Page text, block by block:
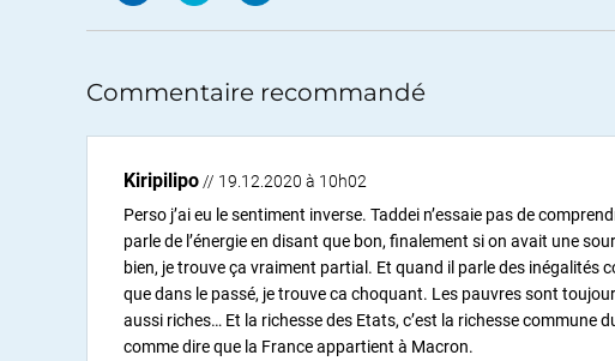
Commentaire recommandé
Kiripilipo // 19.12.2020 à 10h02
Perso j’ai eu le sentiment inverse. Taddei n’essaie pas de
parle de l’énergie en disant que bon, finalement si on avait une
bien, je trouve ça vraiment partial. Et quand il parle des inégalités
que dans le passé, je trouve ca choquant. Les pauvres sont
aussi riches… Et la richesse des Etats, c’est la richesse commune
comme dire que la France appartient à Macron.